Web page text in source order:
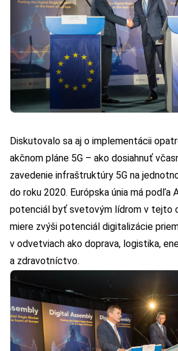
Diskutovalo sa aj o implementácii
akčnom pláne 5G – ako dosiahnuť
zavedenie infraštruktúry 5G na
do roku 2020. Európska únia má podľa
potenciál byť svetovým lídrom v tejto
miere zvýši potenciál digitalizácie
v odvetviach ako doprava, logistika,
a zdravotníctvo.